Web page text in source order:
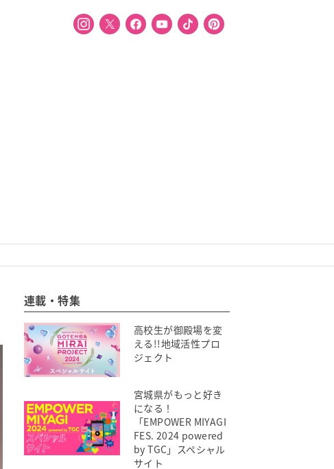
連載・特集
高校生が御殿場を変
える!!地域活性プロ
ジェクト
宮城県がもっと好き
になる！
「EMPOWER MIYAGI
FES. 2024 powered
by TGC」スペシャル
サイト